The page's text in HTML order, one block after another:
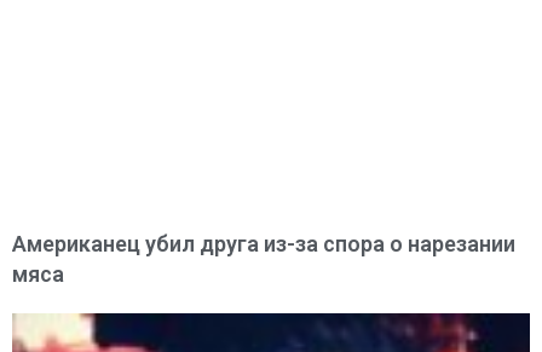
Американец убил друга из-за спора о нарезании
мяса